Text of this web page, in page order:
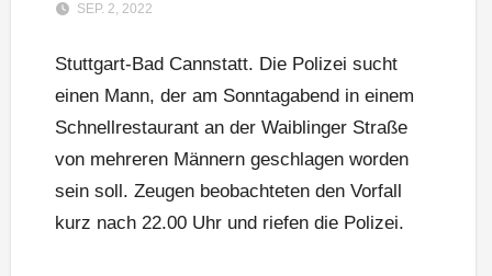
SEP. 2, 2022
Stuttgart-Bad Cannstatt. Die Polizei sucht
einen Mann, der am Sonntagabend in einem
Schnellrestaurant an der Waiblinger Straße
von mehreren Männern geschlagen worden
sein soll. Zeugen beobachteten den Vorfall
kurz nach 22.00 Uhr und riefen die Polizei.